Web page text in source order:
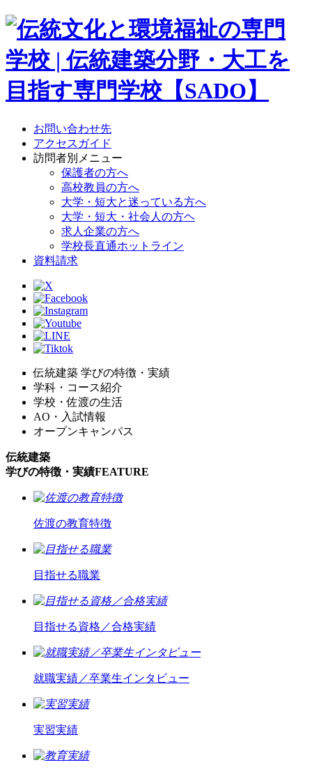
お問い合わせ先
アクセスガイド
訪問者別メニュー
保護者の方へ
高校教員の方へ
大学・短大と迷っている方へ
大学・短大・社会人の方ヘ
求人企業の方へ
学校長直通ホットライン
資料請求
伝統建築 学びの特徴・実績
学科・コース紹介
学校・佐渡の生活
AO・入試情報
オープンキャンパス
伝統建築
学びの特徴・実績FEATURE
佐渡の教育特徴
目指せる職業
目指せる資格／合格実績
就職実績／卒業生インタビュー
実習実績